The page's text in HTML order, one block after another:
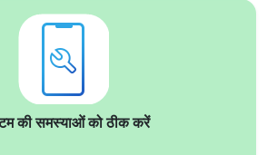
की समस्याओं को ठीक करें